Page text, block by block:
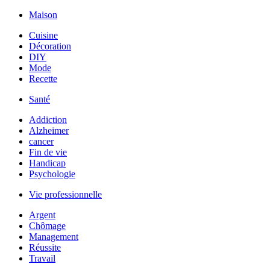
Maison
Cuisine
Décoration
DIY
Mode
Recette
Santé
Addiction
Alzheimer
cancer
Fin de vie
Handicap
Psychologie
Vie professionnelle
Argent
Chômage
Management
Réussite
Travail